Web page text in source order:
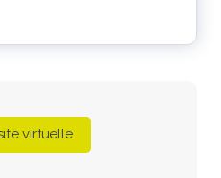
virtuelle